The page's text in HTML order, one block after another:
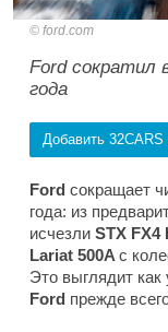
ford.com
Ford сократил
года
Добавить
Ford сокращает
года: из
исчезли STX FX4
Lariat 500A с
Это выглядит
Ford прежде